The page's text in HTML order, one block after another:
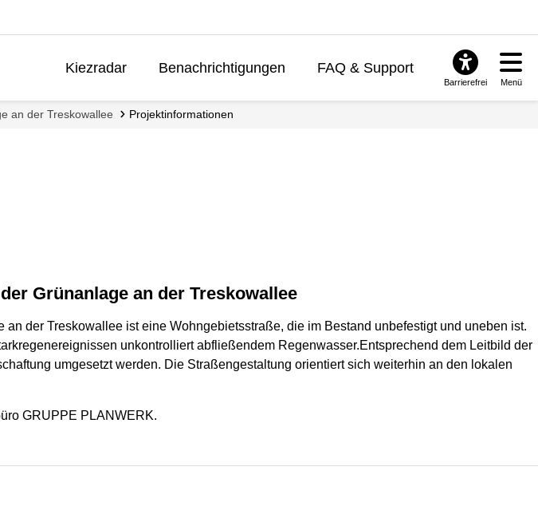
Kiezradar Benachrichtigungen FAQ & Support
Barrierefrei Menü
an der Treskowallee Projektinformationen
Grünanlage an der Treskowallee
der Treskowallee ist eine Wohngebietsstraße, die im Bestand unbefestigt und uneben ist.
unkontrolliert abfließendem Regenwasser.Entsprechend dem Leitbild der
umgesetzt werden. Die Straßengestaltung orientiert sich weiterhin an den lokalen
GRUPPE PLANWERK.